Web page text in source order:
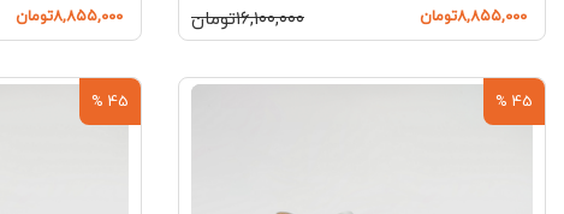
۸,۸۵۵,۰۰۰تومان ۱۶,۱۰۰,۰۰۰تومان ۸,۸۵۵,۰۰۰تومان
45 %
45 %